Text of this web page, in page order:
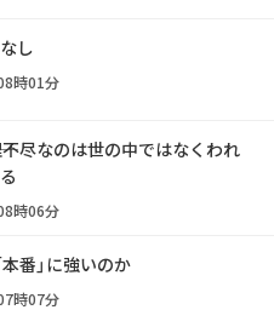
し
時01分
理不尽なのは世の中ではなくわれ
時06分
番」に強いのか
時07分